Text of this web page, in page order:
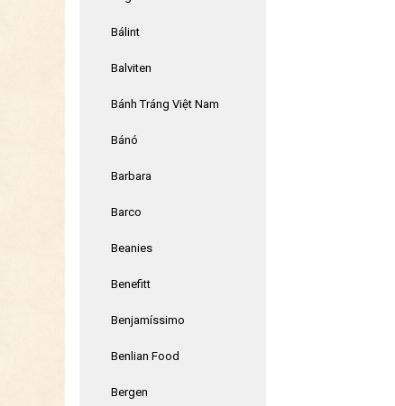
Bálint
Balviten
Bánh Tráng Việt Nam
Bánó
Barbara
Barco
Beanies
Benefitt
Benjamíssimo
Benlian Food
Bergen